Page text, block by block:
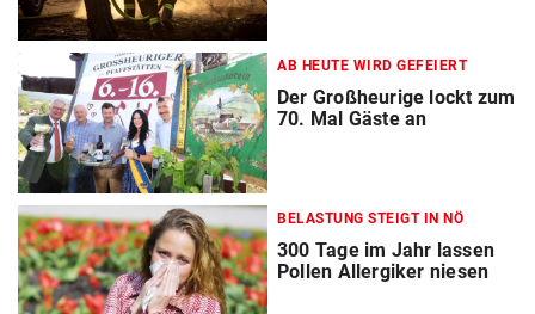
AB HEUTE WIRD GEFEIERT
Der Großheurige lockt zum
70. Mal Gäste an
BELASTUNG STEIGT IN NÖ
300 Tage im Jahr lassen
Pollen Allergiker niesen